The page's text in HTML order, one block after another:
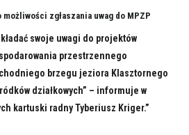
zgłaszania uwag do MPZP
swoje uwagi do projektów
przestrzennego
brzegu jeziora Klasztornego
działkowych” – informuje w
kartuski radny Tyberiusz Kriger.”